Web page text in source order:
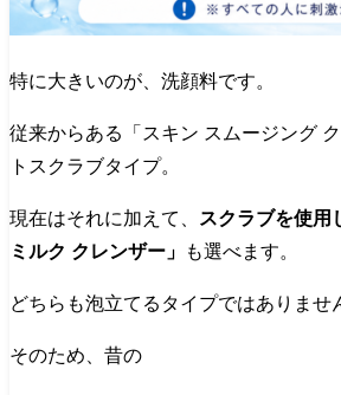
特に大きいのが、洗顔料です。
従来からある「スキン スムージング
トスクラブタイプ。
現在はそれに加えて、
スクラブを使用
ミルク クレンザー」
も選べます。
どちらも泡立てるタイプではありませ
そのため、昔の